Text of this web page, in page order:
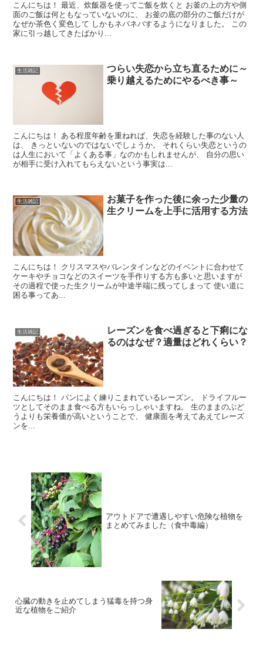
こんにちは！ 最近、炊飯器を使ってご飯を炊くと お釜の上の方や側
面のご飯は何ともなっていないのに、 お釜の底の部分のご飯だけが
なぜか茶色く変色して しかもネバネバするようになりました。 この
家に引っ越してきたばかり...
生活雑記
つらい失恋から立ち直るために～
乗り越えるためにやるべき事～
こんにちは！ ある程度年齢を重ねれば、失恋を経験した事のない人
は、 きっといないのではないでしょうか。 それくらい失恋というの
は人生において「よくある事」なのかもしれませんが、 自分の思い
が相手に受け入れてもらえないという事実は...
生活雑記
お菓子を作った後に余った少量の
生クリームを上手に活用する方法
こんにちは！ クリスマスやバレンタインなどのイベントに合わせて
ケーキやチョコなどのスイーツを手作りする方も多いと思いますが
その過程で使った生クリームが中途半端に残ってしまって 使い道に
困る事ってあ...
生活雑記
レーズンを食べ過ぎると下痢にな
るのはなぜ？適量はどれくらい？
こんにちは！ パンによく練りこまれているレーズン。 ドライフルー
ツとしてそのまま食べる方もいらっしゃいますね。 生のままのぶど
うよりも栄養価が高いということで、 健康面を考えてあえてレーズ
ンを...
アウトドアで遭遇しやすい危険な植物を
まとめてみました（食中毒編）
心臓の動きを止めてしまう猛毒を持つ身
近な植物をご紹介